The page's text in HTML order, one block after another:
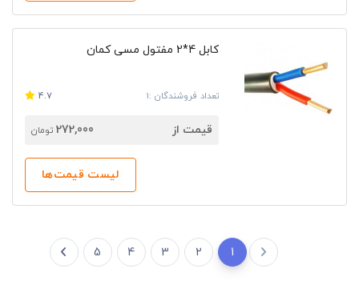
کابل 4*2 مفتول مسی کمان
تعداد فروشندگان :1 4.7
قیمت از 272,000 تومان
لیست قیمت‌ها
1
2
3
4
5